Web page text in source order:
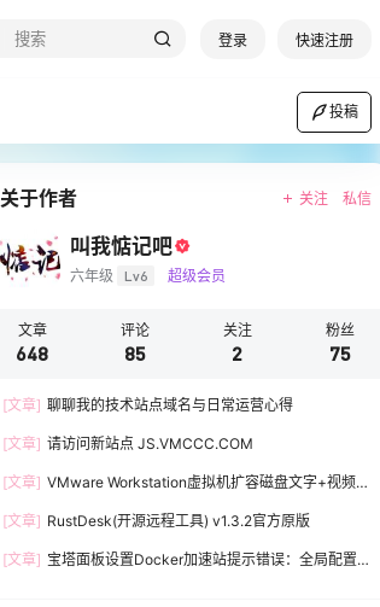
登录 快速注册
投稿
关于作者 关注 私信
叫我惦记吧
六年级 Lv6 超级会员
文章
648
评论
85
关注
2
粉丝
75
[文章] 聊聊我的技术站点域名与日常运营心得
[文章] 请访问新站点 JS.VMCCC.COM
[文章] VMware Workstation虚拟机扩容磁盘文字+视频
[文章] RustDesk(开源远程工具) v1.3.2官方原版
[文章] 宝塔面板设置Docker加速站提示错误：全局配置